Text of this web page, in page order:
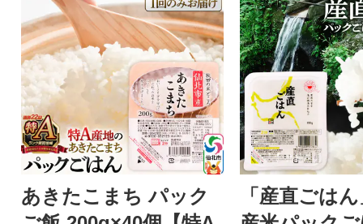
あきたこまち パック
「産直ごは